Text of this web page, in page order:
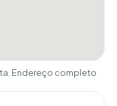
Endereço completo